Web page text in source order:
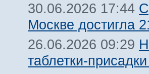
30.06.2026 17:44
Москве достигла
26.06.2026 09:29
таблетки-